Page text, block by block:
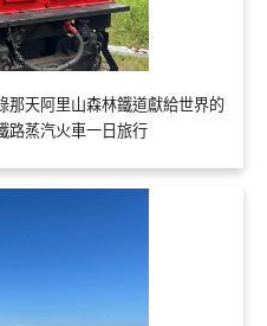
那天阿里山森林鐵道獻給世界的
路蒸汽火車一日旅行